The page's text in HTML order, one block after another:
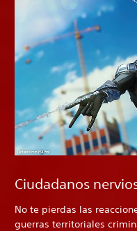
Ciudadanos
No te pierdas las
guerras territoriales